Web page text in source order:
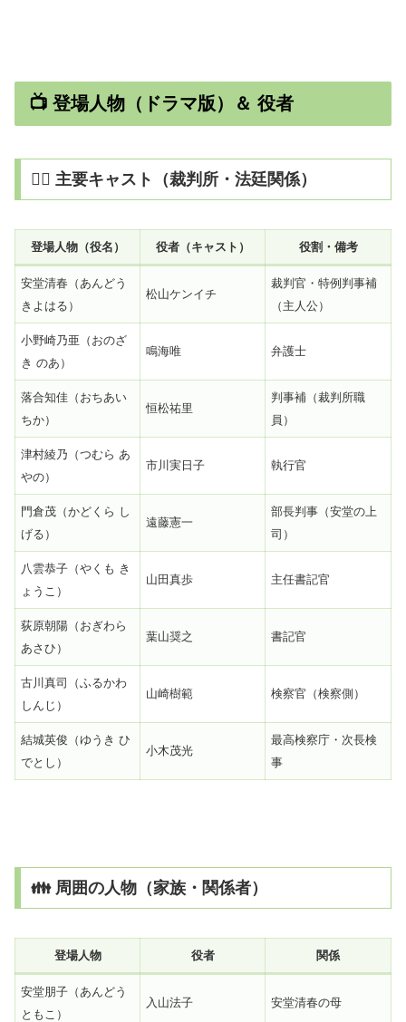
📺 登場人物（ドラマ版）＆ 役者
🧑‍⚖️ 主要キャスト（裁判所・法廷関係）
登場人物（役名） 役者（キャスト） 役割・備考
安堂清春（あんどう
きよはる）
松山ケンイチ
裁判官・特例判事補
（主人公）
小野崎乃亜（おのざ
き のあ）
鳴海唯 弁護士
落合知佳（おちあい
ちか）
恒松祐里
判事補（裁判所職
員）
津村綾乃（つむら あ
やの）
市川実日子 執行官
門倉茂（かどくら し
げる）
遠藤憲一
部長判事（安堂の上
司）
八雲恭子（やくも き
ょうこ）
山田真歩 主任書記官
荻原朝陽（おぎわら
あさひ）
葉山奨之 書記官
古川真司（ふるかわ
しんじ）
山崎樹範 検察官（検察側）
結城英俊（ゆうき ひ
でとし）
小木茂光
最高検察庁・次長検
事
👪 周囲の人物（家族・関係者）
登場人物 役者 関係
安堂朋子（あんどう
ともこ）
入山法子 安堂清春の母